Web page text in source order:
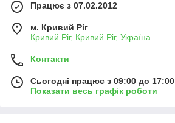
Працює з 07.02.2012
м. Кривий Ріг
Кривий Ріг, Кривий Ріг, Україна
Контакти
Сьогодні працює з 09:00 до 17:00
Показати весь графік роботи